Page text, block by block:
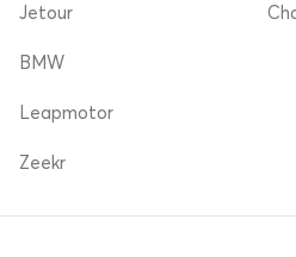
Jetour
BMW
Leapmotor
Zeekr